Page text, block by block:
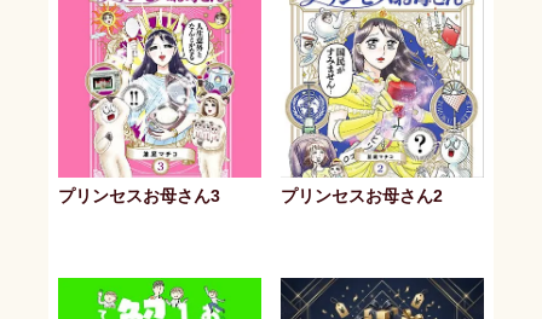
プリンセスお母さん3 プリンセスお母さん2